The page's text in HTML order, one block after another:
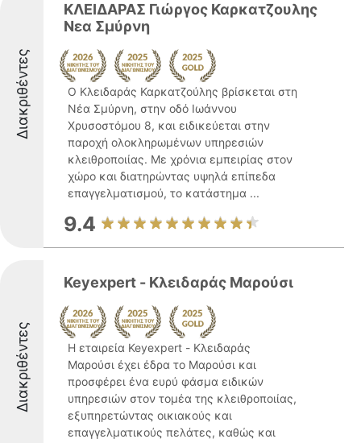
Διακριθέντες
ΚΛΕΙΔΑΡΑΣ Γιώργος Καρκατζουλης
Νεα Σμύρνη
Ο Κλειδαράς Καρκατζούλης βρίσκεται στη
Νέα Σμύρνη, στην οδό Ιωάννου
Χρυσοστόμου 8, και ειδικεύεται στην
παροχή ολοκληρωμένων υπηρεσιών
κλειθροποιίας. Με χρόνια εμπειρίας στον
χώρο και διατηρώντας υψηλά επίπεδα
επαγγελματισμού, το κατάστημα ...
9.4
Διακριθέντες
Keyexpert - Κλειδαράς Μαρούσι
Η εταιρεία Keyexpert - Κλειδαράς
Μαρούσι έχει έδρα το Μαρούσι και
προσφέρει ένα ευρύ φάσμα ειδικών
υπηρεσιών στον τομέα της κλειθροποιίας,
εξυπηρετώντας οικιακούς και
επαγγελματικούς πελάτες, καθώς και